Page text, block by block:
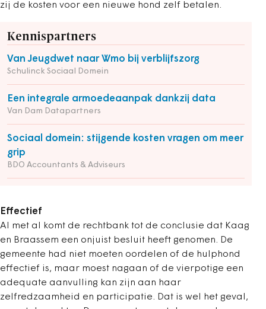
zij de kosten voor een nieuwe hond zelf betalen.
Kennispartners
Van Jeugdwet naar Wmo bij verblijfszorg
Schulinck Sociaal Domein
Een integrale armoedeaanpak dankzij data
Van Dam Datapartners
Sociaal domein: stijgende kosten vragen om meer
grip
BDO Accountants & Adviseurs
Effectief
Al met al komt de rechtbank tot de conclusie dat Kaag
en Braassem een onjuist besluit heeft genomen. De
gemeente had niet moeten oordelen of de hulphond
effectief is, maar moest nagaan of de vierpotige een
adequate aanvulling kan zijn aan haar
zelfredzaamheid en participatie. Dat is wel het geval,